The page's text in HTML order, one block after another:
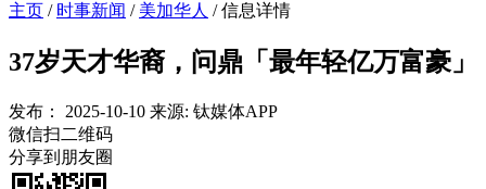
主页 / 时事新闻 / 美加华人 / 信息详情
37岁天才华裔，问鼎「最年轻亿万富豪」
发布： 2025-10-10 来源: 钛媒体APP
微信扫二维码
分享到朋友圈